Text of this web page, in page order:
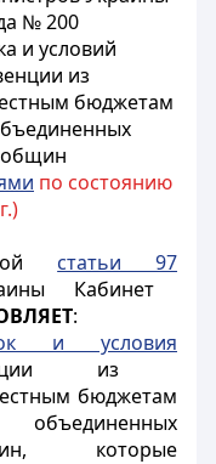
№ 200
и условий
из
бюджетам
общин
по состоянию
статьи 97
Кабинет
:
и условия
из
бюджетам
которые